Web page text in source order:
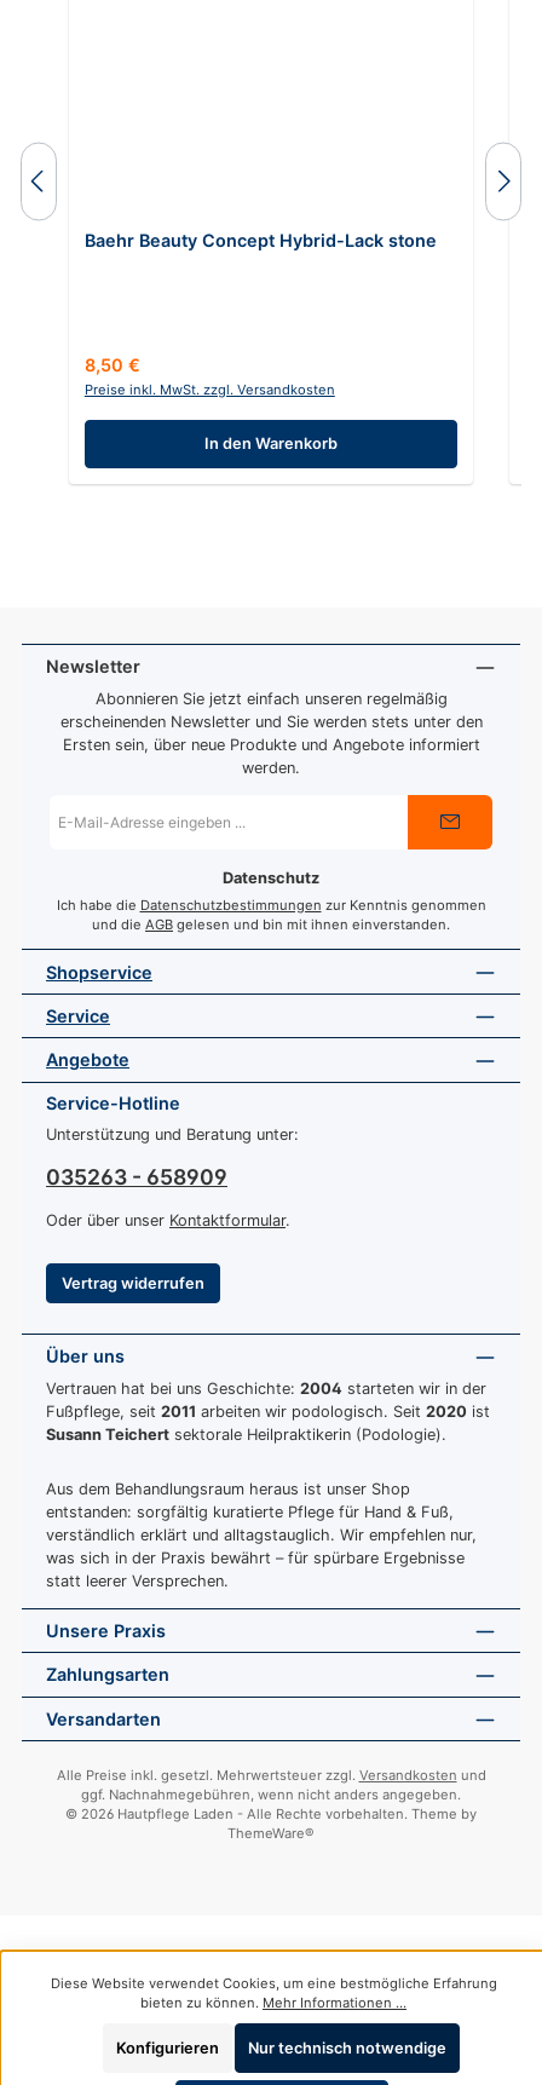
Baehr Beauty Concept Hybrid-Lack stone
Regulärer Preis:
8,50 €
Preise inkl. MwSt. zzgl. Versandkosten
In den Warenkorb
Newsletter
Abonnieren Sie jetzt einfach unseren regelmäßig
erscheinenden Newsletter und Sie werden stets unter den
Ersten sein, über neue Produkte und Angebote informiert
werden.
Mail-
Datenschutz
Ich habe die Datenschutzbestimmungen zur Kenntnis genommen
und die AGB gelesen und bin mit ihnen einverstanden.
Shopservice
Service
Angebote
Service-Hotline
Unterstützung und Beratung unter:
035263 - 658909
Oder über unser Kontaktformular.
Vertrag widerrufen
Über uns
Vertrauen hat bei uns Geschichte: 2004 starteten wir in der
Fußpflege, seit 2011 arbeiten wir podologisch. Seit 2020 ist
Susann Teichert sektorale Heilpraktikerin (Podologie).
Aus dem Behandlungsraum heraus ist unser Shop
entstanden: sorgfältig kuratierte Pflege für Hand & Fuß,
verständlich erklärt und alltagstauglich. Wir empfehlen nur,
was sich in der Praxis bewährt – für spürbare Ergebnisse
statt leerer Versprechen.
Unsere Praxis
Zahlungsarten
Versandarten
Alle Preise inkl. gesetzl. Mehrwertsteuer zzgl. Versandkosten und
ggf. Nachnahmegebühren, wenn nicht anders angegeben.
© 2026 Hautpflege Laden - Alle Rechte vorbehalten. Theme by
ThemeWare®
Diese Website verwendet Cookies, um eine bestmögliche Erfahrung
bieten zu können. Mehr Informationen ...
Nur technisch notwendige
Konfigurieren